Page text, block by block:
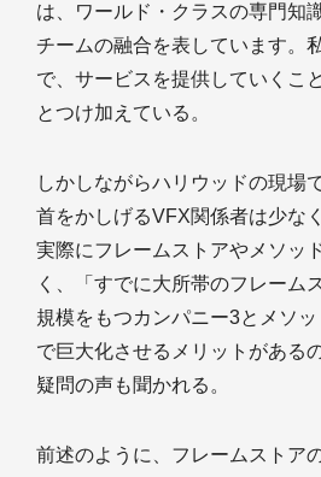
は、ワールド・クラスの専門知
チームの融合を表しています。
で、サービスを提供していくこ
とつけ加えている。
しかしながらハリウッドの現場
首をかしげるVFX関係者は少な
実際にフレームストアやメソッ
く、「すでに大所帯のフレーム
規模をもつカンパニー3とメソ
で巨大化させるメリットがある
疑問の声も聞かれる。
前述のように、フレームストア